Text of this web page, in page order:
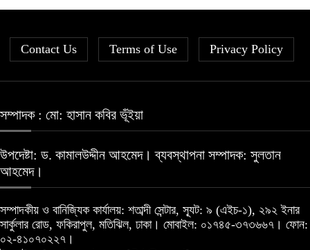
আগামী প্রজন্মের জন্য সুস্থ পরিবেশ চান
প্রধানমন্ত্রী
৮
Financial Statement (Q-2) of
Dutch-Bangla Bank PLC
৯
Contact Us Terms of Use Privacy Policy
সম্পাদক : মো: হাসান কবির ভূঁইয়া
উপদেষ্টা: ড. কামালউদ্দীন আহমেদ। ব্যবস্থাপনা সম্পাদক: সুলতান
আহমেদ।
সম্পাদকীয় ও বানিজ্যিক কার্যালয়: শতাব্দী সেন্টার, স্যূট: ৯ (এইচ-১), ২৯২ ইনার
সার্কুলার রোড, ফকিরাপুল, মতিঝিল, ঢাকা। মোবাইল: ০১৭৪৫-৩৭৩৬৬৭। ফোন:
০২-৪১০৭০২২৭।